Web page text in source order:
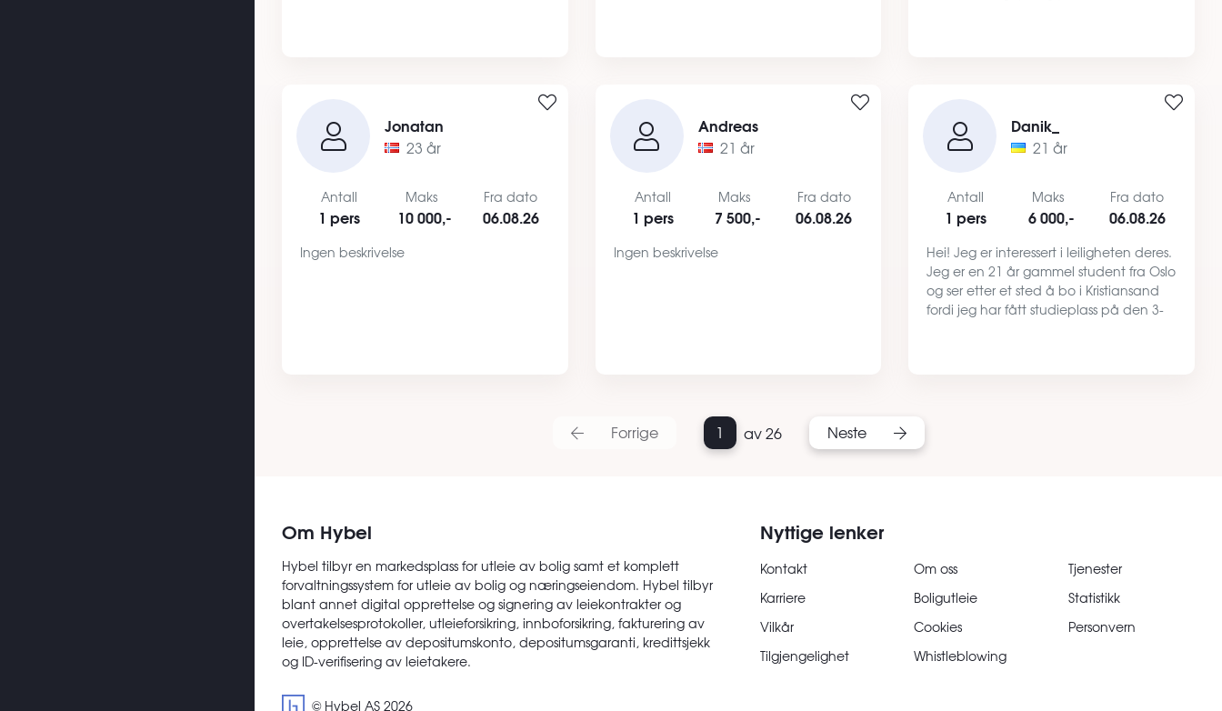
Jonatan
23 år
Antall
1 pers
Maks
10 000,-
Fra dato
06.08.26
Ingen beskrivelse
Andreas
21 år
Antall
1 pers
Maks
7 500,-
Fra dato
06.08.26
Ingen beskrivelse
Danik_
21 år
Antall
1 pers
Maks
6 000,-
Fra dato
06.08.26
Hei! Jeg er interessert i leiligheten deres.
Jeg er en 21 år gammel student fra Oslo
og ser etter et sted å bo i Kristiansand
fordi jeg har fått studieplass på den 3-
Forrige 1 av 26 Neste
Om Hybel
Hybel tilbyr en markedsplass for utleie av bolig samt et komplett
forvaltningssystem for utleie av bolig og næringseiendom. Hybel tilbyr
blant annet digital opprettelse og signering av leiekontrakter og
overtakelsesprotokoller, utleieforsikring, innboforsikring, fakturering av
leie, opprettelse av depositumskonto, depositumsgaranti, kredittsjekk
og ID-verifisering av leietakere.
Nyttige lenker
Kontakt Om oss
Tjenester
Karriere
Boligutleie
Statistikk
Vilkår
Cookies
Personvern
Tilgjengelighet
Whistleblowing
© Hybel AS 2026